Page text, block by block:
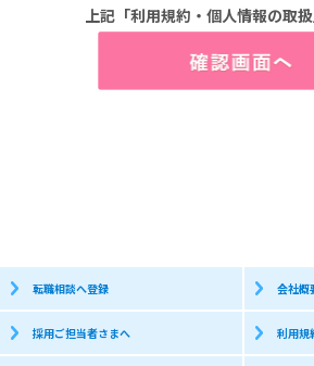
1.第1条 利用及び登録
利用登録やお申込みは、当社が定める方法によって行っ
又、登録情報に変更が発生した場合、速やかに登録内容
(1)開示などのご請求のお申し出先
2.第2条 個人情報の取り扱い
利用者は、当社のサービス利用にあたって以下の行為を
(7)有害なコンピュータプログラム等を送信又は他者に提
(8)他者に対して、無断で広告、宣伝、勧誘などを行う行
株式会社ブリッジキャリアは、利用者皆様の個人情報取
お知らせします。
上記「利用規約・個人情報の取
転職相談へ登録 会社概
採用ご担当者さまへ 利用規